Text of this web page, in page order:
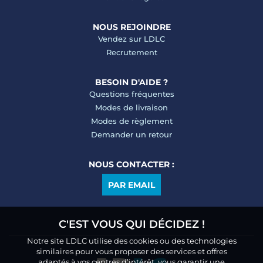
NOUS REJOINDRE
Vendez sur LDLC
Recrutement
BESOIN D'AIDE ?
Questions fréquentes
Modes de livraison
Modes de règlement
Demander un retour
NOUS CONTACTER :
PAR EMAIL
C'EST VOUS QUI DÉCIDEZ !
Notre site LDLC utilise des cookies ou des technologies
similaires pour vous proposer des services et offres